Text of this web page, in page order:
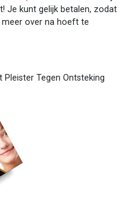
Je kunt gelijk betalen, zodat
over na hoeft te
Pleister Tegen Ontsteking